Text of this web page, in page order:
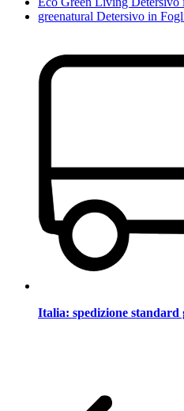
greenatural Detersivo in
Italia: spedizione standard